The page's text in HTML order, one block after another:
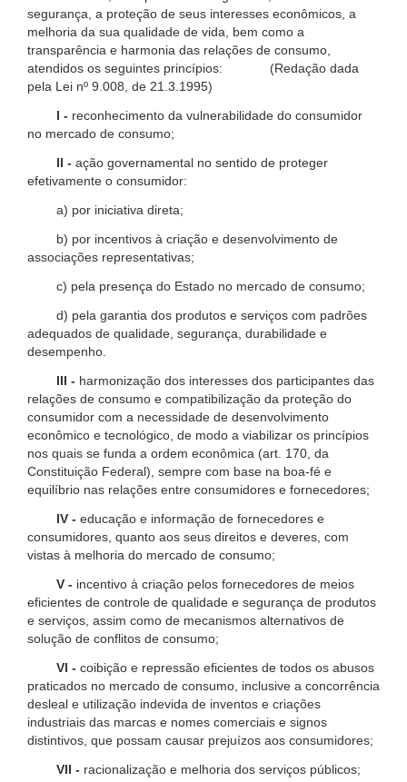
segurança, a proteção de seus interesses econômicos, a
melhoria da sua qualidade de vida, bem como a
transparência e harmonia das relações de consumo,
atendidos os seguintes princípios: (Redação dada
pela Lei nº 9.008, de 21.3.1995)
I - reconhecimento da vulnerabilidade do consumidor
no mercado de consumo;
II - ação governamental no sentido de proteger
efetivamente o consumidor:
a) por iniciativa direta;
b) por incentivos à criação e desenvolvimento de
associações representativas;
c) pela presença do Estado no mercado de consumo;
d) pela garantia dos produtos e serviços com padrões
adequados de qualidade, segurança, durabilidade e
desempenho.
III - harmonização dos interesses dos participantes das
relações de consumo e compatibilização da proteção do
consumidor com a necessidade de desenvolvimento
econômico e tecnológico, de modo a viabilizar os princípios
nos quais se funda a ordem econômica (art. 170, da
Constituição Federal), sempre com base na boa-fé e
equilíbrio nas relações entre consumidores e fornecedores;
IV - educação e informação de fornecedores e
consumidores, quanto aos seus direitos e deveres, com
vistas à melhoria do mercado de consumo;
V - incentivo à criação pelos fornecedores de meios
eficientes de controle de qualidade e segurança de produtos
e serviços, assim como de mecanismos alternativos de
solução de conflitos de consumo;
VI - coibição e repressão eficientes de todos os abusos
praticados no mercado de consumo, inclusive a concorrência
desleal e utilização indevida de inventos e criações
industriais das marcas e nomes comerciais e signos
distintivos, que possam causar prejuízos aos consumidores;
VII - racionalização e melhoria dos serviços públicos;